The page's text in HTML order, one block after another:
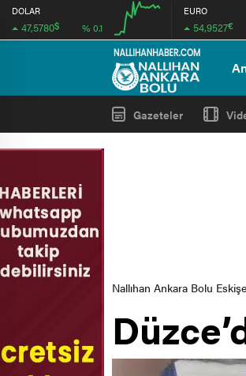
DOLAR
47,5780$ % 0.1
08:00
EURO
54,9527€
Gazeteler
Nallıhan Ankara Bolu